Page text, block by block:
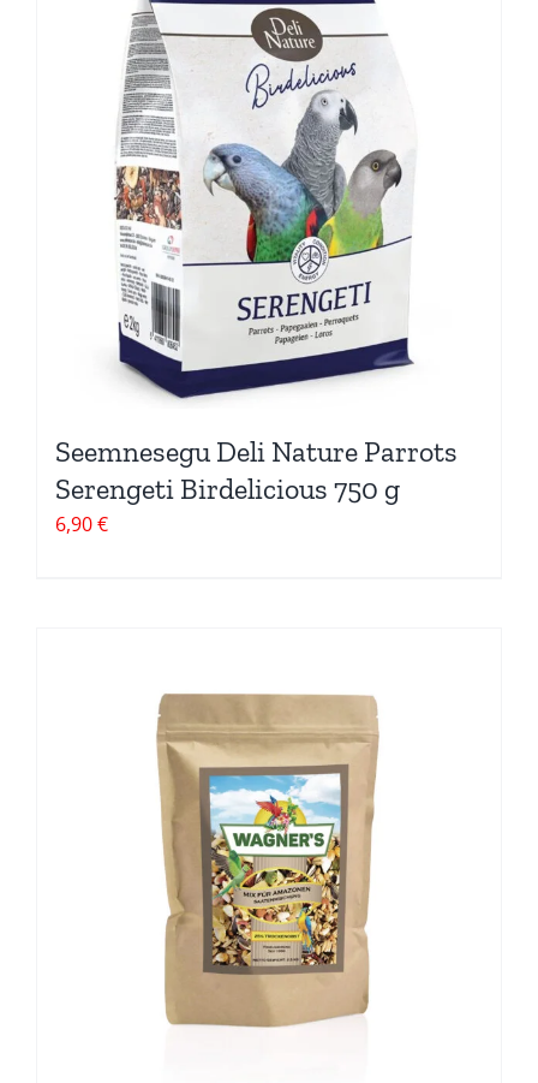
Seemnesegu Deli Nature Parrots
Serengeti Birdelicious 750 g
6,90€